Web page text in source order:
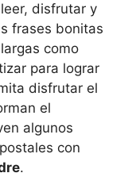
disfrutar y
frases bonitas
como
para lograr
disfrutar el
el
algunos
con
.